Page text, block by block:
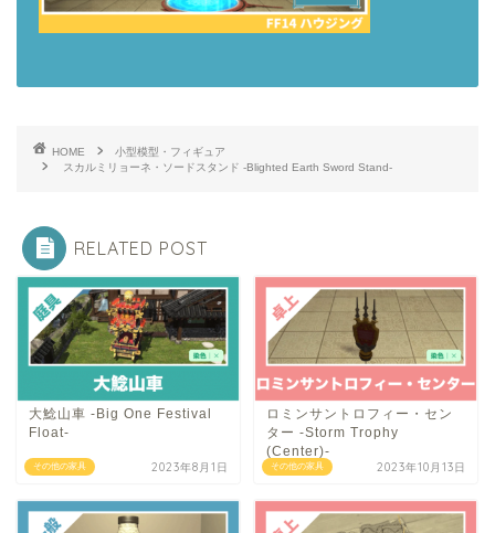
HOME
小型模型・フィギュア
スカルミリョーネ・ソードスタンド -Blighted Earth Sword Stand-
RELATED POST
その他の家具
大鯰山車 -Big One Festival
Float-
2023年8月1日 その他の家具
ロミンサントロフィー・セン
ター -Storm Trophy
(Center)-
2023年10月13日